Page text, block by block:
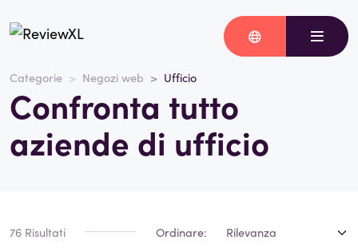
Categorie Negozi web Ufficio
Confronta tutto
aziende di ufficio
76 Risultati Ordinare: